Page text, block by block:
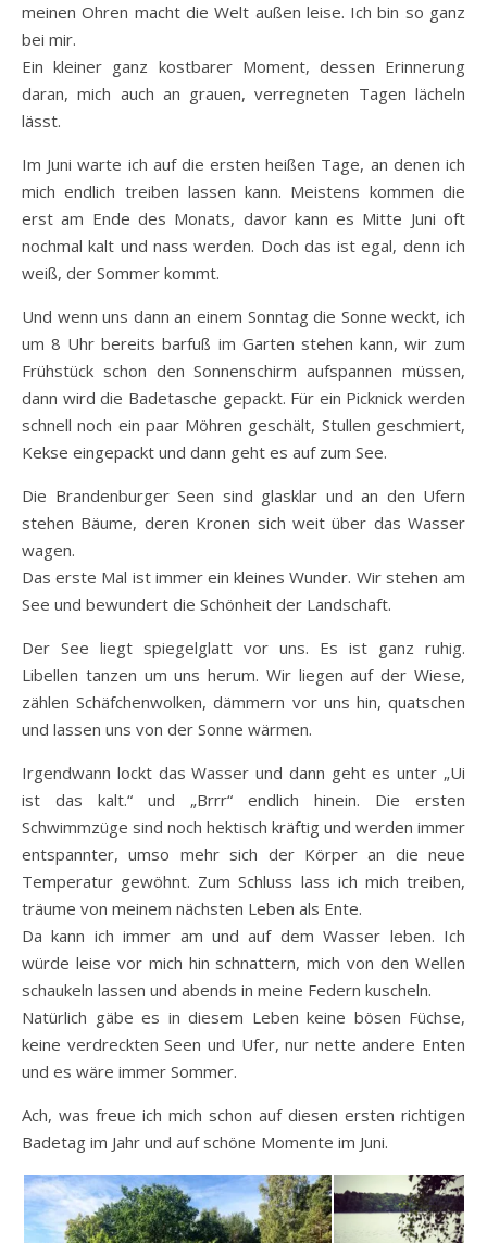
meinen Ohren macht die Welt außen leise. Ich bin so ganz
bei mir.
Ein kleiner ganz kostbarer Moment, dessen Erinnerung
daran, mich auch an grauen, verregneten Tagen lächeln
lässt.
Im Juni warte ich auf die ersten heißen Tage, an denen ich
mich endlich treiben lassen kann. Meistens kommen die
erst am Ende des Monats, davor kann es Mitte Juni oft
nochmal kalt und nass werden. Doch das ist egal, denn ich
weiß, der Sommer kommt.
Und wenn uns dann an einem Sonntag die Sonne weckt, ich
um 8 Uhr bereits barfuß im Garten stehen kann, wir zum
Frühstück schon den Sonnenschirm aufspannen müssen,
dann wird die Badetasche gepackt. Für ein Picknick werden
schnell noch ein paar Möhren geschält, Stullen geschmiert,
Kekse eingepackt und dann geht es auf zum See.
Die Brandenburger Seen sind glasklar und an den Ufern
stehen Bäume, deren Kronen sich weit über das Wasser
wagen.
Das erste Mal ist immer ein kleines Wunder. Wir stehen am
See und bewundert die Schönheit der Landschaft.
Der See liegt spiegelglatt vor uns. Es ist ganz ruhig.
Libellen tanzen um uns herum. Wir liegen auf der Wiese,
zählen Schäfchenwolken, dämmern vor uns hin, quatschen
und lassen uns von der Sonne wärmen.
Irgendwann lockt das Wasser und dann geht es unter „Ui
ist das kalt.“ und „Brrr“ endlich hinein. Die ersten
Schwimmzüge sind noch hektisch kräftig und werden immer
entspannter, umso mehr sich der Körper an die neue
Temperatur gewöhnt. Zum Schluss lass ich mich treiben,
träume von meinem nächsten Leben als Ente.
Da kann ich immer am und auf dem Wasser leben. Ich
würde leise vor mich hin schnattern, mich von den Wellen
schaukeln lassen und abends in meine Federn kuscheln.
Natürlich gäbe es in diesem Leben keine bösen Füchse,
keine verdreckten Seen und Ufer, nur nette andere Enten
und es wäre immer Sommer.
Ach, was freue ich mich schon auf diesen ersten richtigen
Badetag im Jahr und auf schöne Momente im Juni.